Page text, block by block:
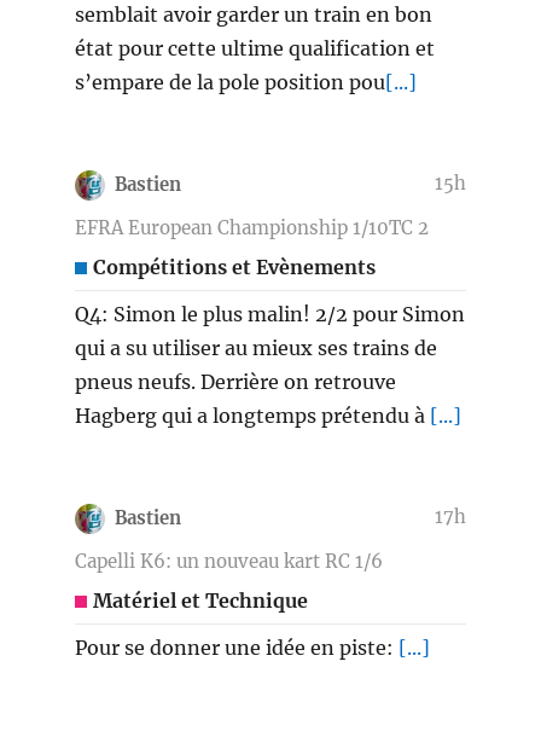
semblait avoir garder un train en bon
état pour cette ultime qualification et
s’empare de la pole position pou[...]
Bastien
15h
EFRA European Championship 1/10TC 2
Compétitions et Evènements
Q4: Simon le plus malin! 2/2 pour Simon
qui a su utiliser au mieux ses trains de
pneus neufs. Derrière on retrouve
Hagberg qui a longtemps prétendu à [...]
Bastien
17h
Capelli K6: un nouveau kart RC 1/6
Matériel et Technique
Pour se donner une idée en piste: [...]